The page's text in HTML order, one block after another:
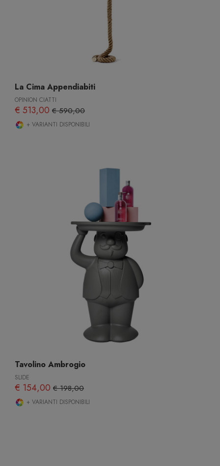
La Cima Appendiabiti
OPINION CIATTI
€ 513,00 € 590,00
+ VARIANTI DISPONIBILI
Tavolino Ambrogio
SLIDE
€ 154,00 € 198,00
+ VARIANTI DISPONIBILI